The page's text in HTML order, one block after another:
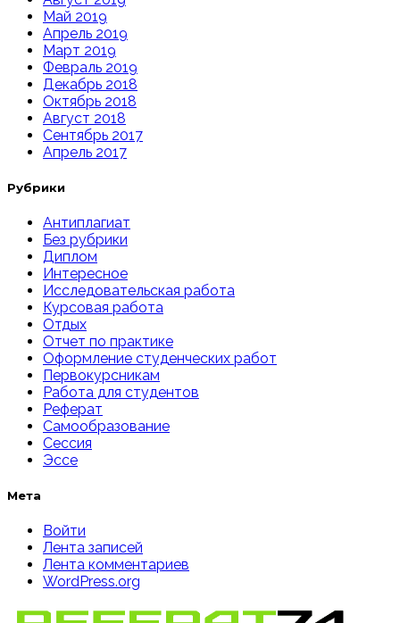
Май 2019
Апрель 2019
Март 2019
Февраль 2019
Декабрь 2018
Октябрь 2018
Август 2018
Сентябрь 2017
Апрель 2017
Рубрики
Антиплагиат
Без рубрики
Диплом
Интересное
Исследовательская работа
Курсовая работа
Отдых
Отчет по практике
Оформление студенческих работ
Первокурсникам
Работа для студентов
Реферат
Самообразование
Сессия
Эссе
Мета
Войти
Лента записей
Лента комментариев
WordPress.org